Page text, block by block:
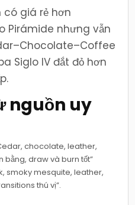
có giá rẻ hơn
Pirámide nhưng vẫn
Siglo IV đắt đỏ hơn
nguồn uy
chocolate, leather,
draw và burn tốt”
smoky mesquite, leather,
thú vị”.